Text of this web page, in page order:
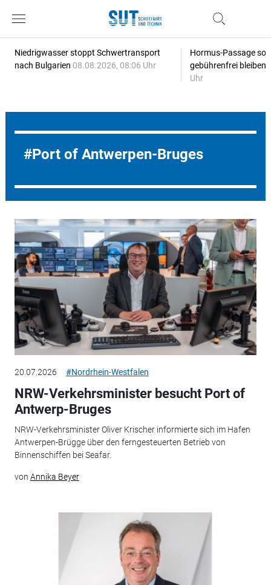
Niedrigwasser stoppt Schwertransport
nach Bulgarien 08.08.2026, 08:06 Uhr
Hormus-Passage
gebührenfrei bleiben
Uhr
Port of Antwerpen-Bruges
20.07.2026 #Nordrhein-Westfalen
NRW-Verkehrsminister besucht Port of
Antwerp-Bruges
NRW-Verkehrsminister Oliver Krischer informierte sich im Hafen
Antwerpen-Brügge über den ferngesteuerten Betrieb von
Binnenschiffen bei Seafar.
von Annika Beyer